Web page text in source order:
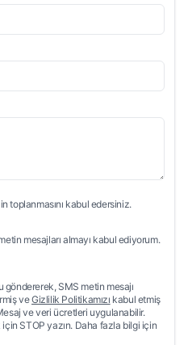
toplanmasını kabul edersiniz.
mesajları almayı kabul ediyorum.
göndererek, SMS metin mesajı
veGizlilik Politikamızı kabul etmiş
ve veri ücretleri uygulanabilir.
STOP yazın. Daha fazla bilgi için